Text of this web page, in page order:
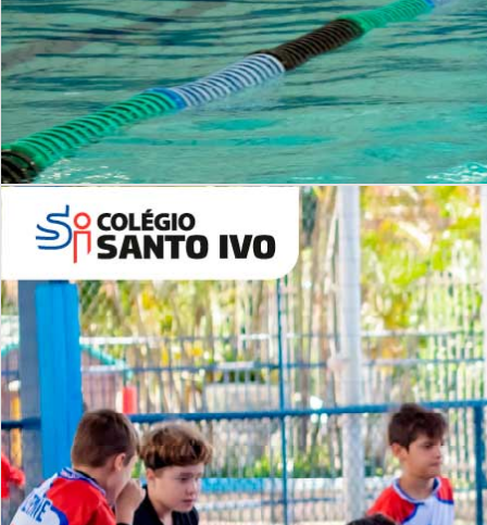
Período Integral | Saiba mais
INSTITUCIONAL
Lista de vídeos
NOSSOCANAL